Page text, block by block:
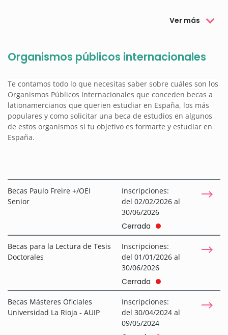
Ver más
Organismos públicos internacionales
Te contamos todo lo que necesitas saber sobre cuáles son los
Organismos Públicos Internacionales que conceden becas a
lationamercianos que querien estudiar en España, los más
populares y como solicitar una beca de estudios en algunos
de estos organismos si tu objetivo es formarte y estudiar en
España.
Becas Paulo Freire +/OEI
Senior
Inscripciones:
del 02/02/2026 al
30/06/2026
Cerrada
Becas para la Lectura de Tesis
Doctorales
Inscripciones:
del 01/01/2026 al
30/06/2026
Cerrada
Becas Másteres Oficiales
Universidad La Rioja - AUIP
Inscripciones:
del 30/04/2024 al
09/05/2024